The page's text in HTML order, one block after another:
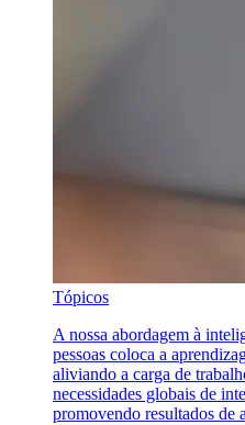
Tópicos
A nossa abordagem à
pessoas coloca a
aliviando a carga de
necessidades globais de
promovendo resultados de